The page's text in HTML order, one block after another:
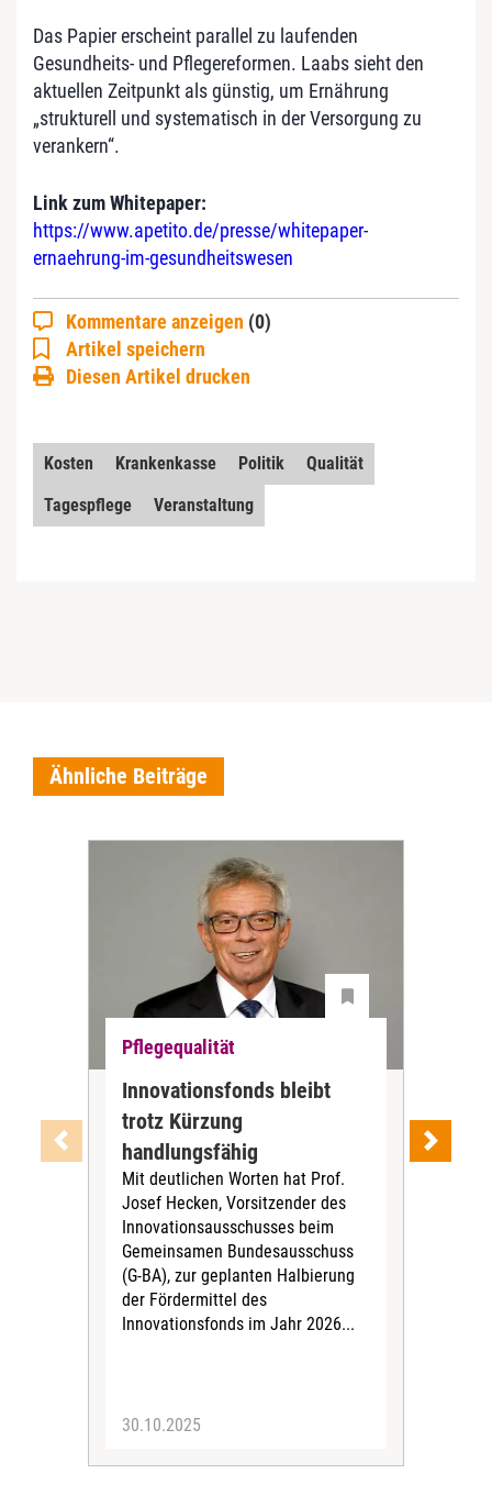
Das Papier erscheint parallel zu laufenden
Gesundheits- und Pflegereformen. Laabs sieht den
aktuellen Zeitpunkt als günstig, um Ernährung
„strukturell und systematisch in der Versorgung zu
verankern“.
Link zum Whitepaper:
https://www.apetito.de/presse/whitepaper-
ernaehrung-im-gesundheitswesen
Kommentare anzeigen (0)
Artikel speichern
Diesen Artikel drucken
Kosten Krankenkasse Politik
Qualität
Tagespflege
Veranstaltung
Ähnliche Beiträge
Pflegequalität
Innovationsfonds bleibt
trotz Kürzung
handlungsfähig
Mit deutlichen Worten hat Prof.
Josef Hecken, Vorsitzender des
Innovationsausschusses beim
Gemeinsamen Bundesausschuss
(G-BA), zur geplanten Halbierung
der Fördermittel des
Innovationsfonds im Jahr 2026...
30.10.2025